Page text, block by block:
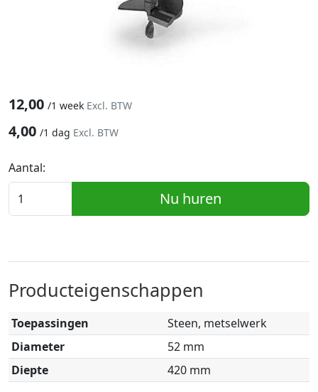
4,00 /1 dag Excl. BTW
12,00 /1 week Excl. BTW
Aantal:
Nu huren
Producteigenschappen
Toepassingen
Steen, metselwerk
Diameter
52 mm
Diepte
420 mm